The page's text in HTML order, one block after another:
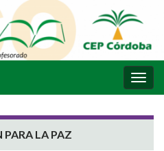
la
LA PAZ